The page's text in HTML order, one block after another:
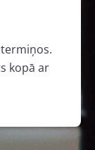
kopā ar